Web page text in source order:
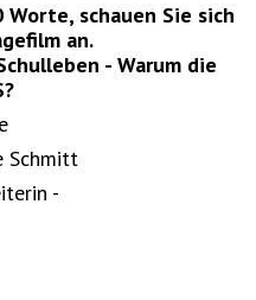
schauen Sie sich
an.
- Warum die
Schmitt
-